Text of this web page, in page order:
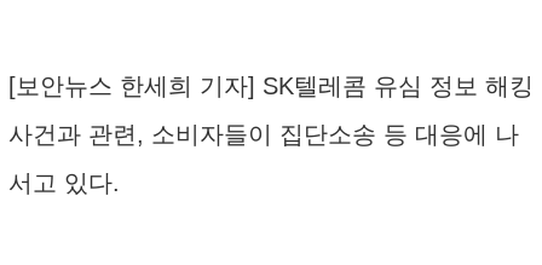
[보안뉴스 한세희 기자] SK텔레콤 유심 정보 해킹
사건과 관련, 소비자들이 집단소송 등 대응에 나
서고 있다.